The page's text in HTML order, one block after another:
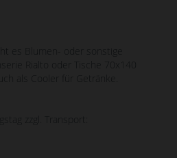
es Blumen- oder sonstige
Rialto oder Tische 70x140
als Cooler für Getränke.
zzgl. Transport: